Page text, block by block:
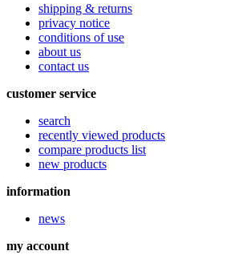
shipping & returns
privacy notice
conditions of use
about us
contact us
customer service
search
recently viewed products
compare products list
new products
information
news
my account